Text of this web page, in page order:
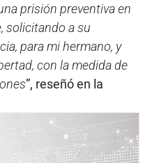
prisión preventiva en
solicitando a su
para mi hermano, y
con la medida de
”, reseñó en la